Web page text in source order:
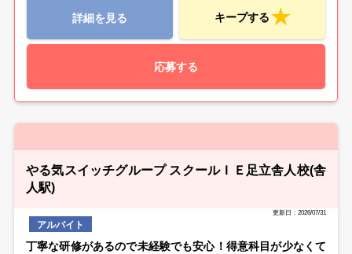
詳細を見る キープする
応募する
やる気スイッチグループ スクールＩＥ足立舎人校(舎
人駅)
更新日：2026/07/31
アルバイト
丁寧な研修があるので未経験でも安心！得意科目が少なくて